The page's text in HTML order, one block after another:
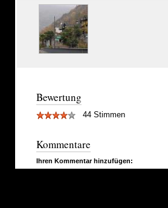
Bewertung
44 Stimmen
Kommentare
Ihren Kommentar hinzufügen: